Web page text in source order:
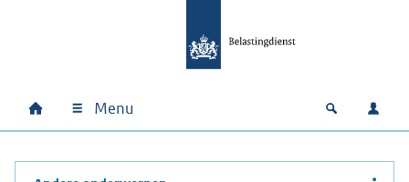
Hoofdnavigatie
Home Menu Open